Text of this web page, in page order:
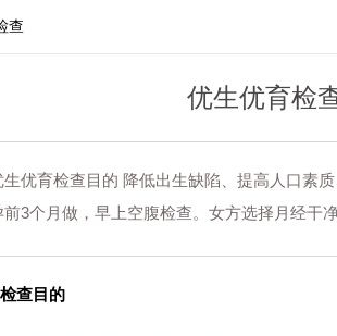
查
优生优育检
生优育检查目的 降低出生缺陷、提高人口素
3个月做，早上空腹检查。女方选择月经干
查目的